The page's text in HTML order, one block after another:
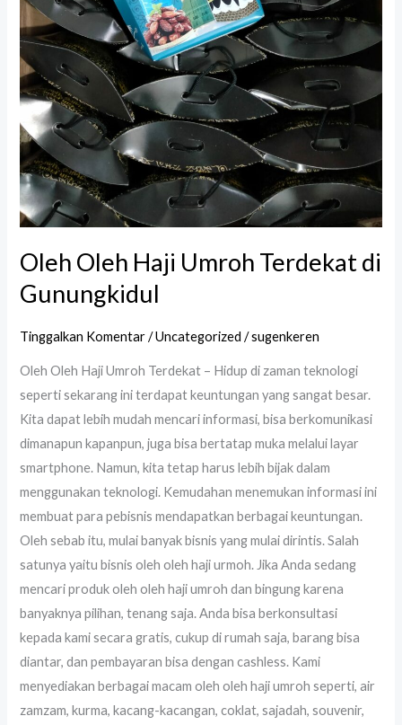
Oleh Oleh Haji Umroh Terdekat di
Gunungkidul
Tinggalkan Komentar /Uncategorized /sugenkeren
Oleh Oleh Haji Umroh Terdekat – Hidup di zaman teknologi
seperti sekarang ini terdapat keuntungan yang sangat besar.
Kita dapat lebih mudah mencari informasi, bisa berkomunikasi
dimanapun kapanpun, juga bisa bertatap muka melalui layar
smartphone. Namun, kita tetap harus lebih bijak dalam
menggunakan teknologi. Kemudahan menemukan informasi ini
membuat para pebisnis mendapatkan berbagai keuntungan.
Oleh sebab itu, mulai banyak bisnis yang mulai dirintis. Salah
satunya yaitu bisnis oleh oleh haji urmoh. Jika Anda sedang
mencari produk oleh oleh haji umroh dan bingung karena
banyaknya pilihan, tenang saja. Anda bisa berkonsultasi
kepada kami secara gratis, cukup di rumah saja, barang bisa
diantar, dan pembayaran bisa dengan cashless. Kami
menyediakan berbagai macam oleh oleh haji umroh seperti, air
zamzam, kurma, kacang-kacangan, coklat, sajadah, souvenir,